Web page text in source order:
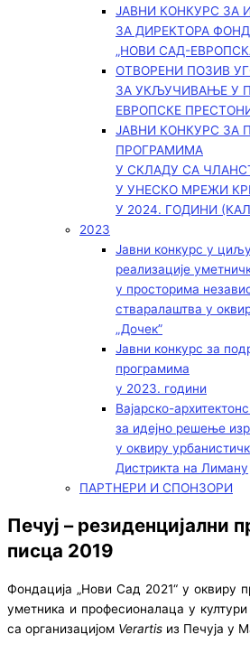
ЈАВНИ КОНКУРС ЗА
ЗА ДИРЕКТОРА
„НОВИ САД-
ОТВОРЕНИ ПОЗИВ
ЗА УКЉУЧИВАЊЕ У
ЕВРОПСКЕ
ЈАВНИ КОНКУРС ЗА
ПРОГРАМИМА
У СКЛАДУ СА
У УНЕСКО МРЕЖИ
У 2024. ГОДИНИ
2023
Јавни конкурс у
реализације
у просторима
стваралаштва у
„Дочек”
Јавни конкурс за
програмима
у 2023. години
Вајарско-
за идејно решење
у оквиру
Дистрикта на Лиману
ПАРТНЕРИ И СПОНЗОРИ
Печуј – резиденцијални
писца 2019
Фондација „Нови Сад 2021“ у оквиру
уметника и професионалаца у
са организацијом Verartis из Печуја у